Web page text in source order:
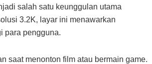
salah satu keunggulan utama
3.2K, layar ini menawarkan
para pengguna.
saat menonton film atau bermain game.